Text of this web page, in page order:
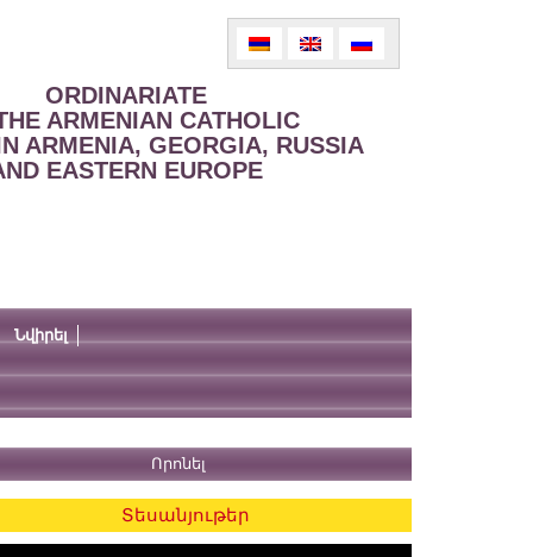
ORDINARIATE
ARMENIAN CATHOLIC
ARMENIA, GEORGIA, RUSSIA
EASTERN EUROPE
Նվիրել
Տեսանյութեր